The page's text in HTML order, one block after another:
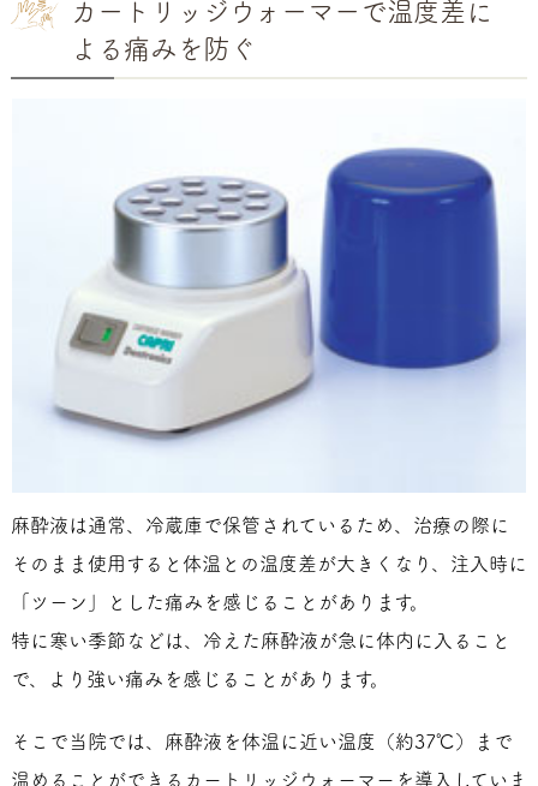
カートリッジウォーマーで温度差に
よる痛みを防ぐ
麻酔液は通常、冷蔵庫で保管されているため、治療の際に
そのまま使用すると体温との温度差が大きくなり、注入時に
「ツーン」とした痛みを感じることがあります。
特に寒い季節などは、冷えた麻酔液が急に体内に入ること
で、より強い痛みを感じることがあります。
そこで当院では、麻酔液を体温に近い温度（約37℃）まで
温めることができるカートリッジウォーマーを導入していま